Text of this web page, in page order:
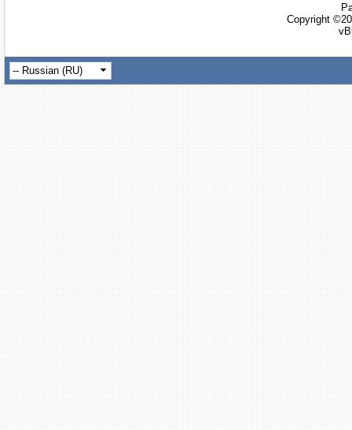
Copyright